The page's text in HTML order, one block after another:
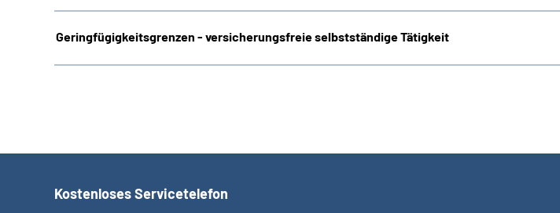
Geringfügigkeitsgrenzen - versicherungsfreie selbstständige Tätigkeit
Kostenloses Servicetelefon